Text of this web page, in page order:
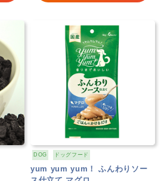
DOG ドッグフード
yum yum yum！ ふんわりソー